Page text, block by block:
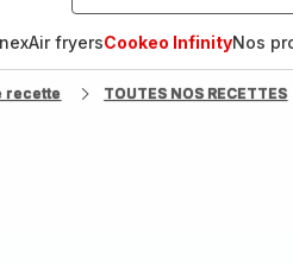
fryer",
"Companion"]
Air fryersCookeo InfinityNos
recette TOUTES NOS RECETTES